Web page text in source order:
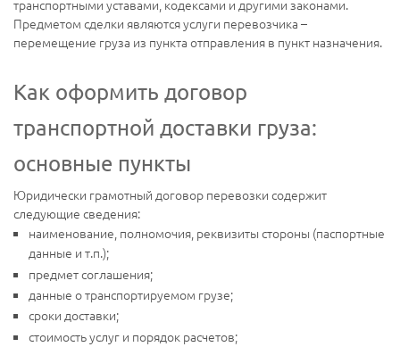
транспортными уставами, кодексами и другими законами.
Предметом сделки являются услуги перевозчика –
перемещение груза из пункта отправления в пункт назначения.
Как оформить договор
транспортной доставки груза:
основные пункты
Юридически грамотный договор перевозки содержит
следующие сведения:
наименование, полномочия, реквизиты стороны (паспортные
данные и т.п.);
предмет соглашения;
данные о транспортируемом грузе;
сроки доставки;
стоимость услуг и порядок расчетов;